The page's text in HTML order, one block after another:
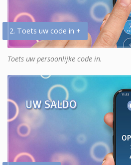
2. Toets uw code in +
Toets uw persoonlijke code in.